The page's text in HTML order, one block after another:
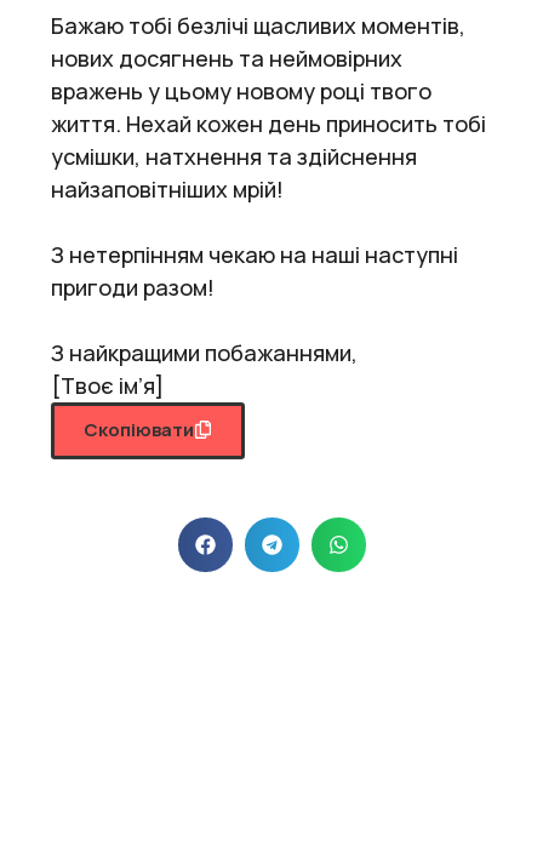
Бажаю тобі безлічі щасливих моментів,
нових досягнень та неймовірних
вражень у цьому новому році твого
життя. Нехай кожен день приносить тобі
усмішки, натхнення та здійснення
найзаповітніших мрій!
З нетерпінням чекаю на наші наступні
пригоди разом!
З найкращими побажаннями,
[Твоє ім’я]
Скопіювати